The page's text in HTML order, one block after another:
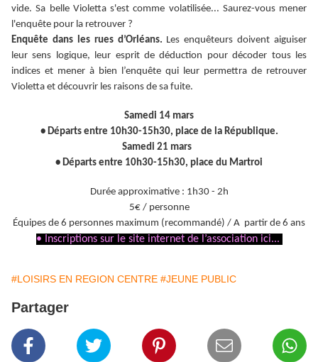
vide. Sa belle Violetta s'est comme volatilisée... Saurez-vous mener
l'enquête pour la retrouver ?
Enquête dans les rues d’Orléans. Les enquêteurs doivent aiguiser
leur sens logique, leur esprit de déduction pour décoder tous les
indices et mener à bien l’enquête qui leur permettra de retrouver
Violetta et découvrir les raisons de sa fuite.
Samedi 14 mars
• Départs entre 10h30-15h30, place de la République.
Samedi 21 mars
• Départs entre 10h30-15h30, place du Martroi
Durée approximative : 1h30 - 2h
5€ / personne
Équipes de 6 personnes maximum (recommandé) / A partir de 6 ans
• Inscriptions sur le site internet de l’association ici...
#LOISIRS EN REGION CENTRE #JEUNE PUBLIC
Partager